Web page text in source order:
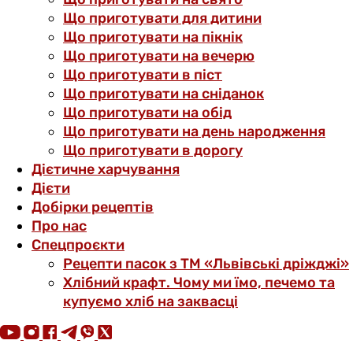
Що приготувати для дитини
Що приготувати на пікнік
Що приготувати на вечерю
Що приготувати в піст
Що приготувати на сніданок
Що приготувати на обід
Що приготувати на день народження
Що приготувати в дорогу
Дієтичне харчування
Дієти
Добірки рецептів
Про нас
Спецпроєкти
Рецепти пасок з ТМ «Львівські дріжджі»
Хлібний крафт. Чому ми їмо, печемо та
купуємо хліб на заквасці